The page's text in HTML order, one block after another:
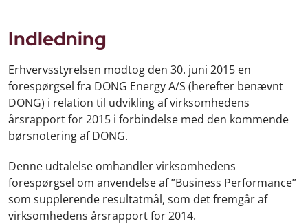
Indledning
Erhvervsstyrelsen modtog den 30. juni 2015 en
forespørgsel fra DONG Energy A/S (herefter benævnt
DONG) i relation til udvikling af virksomhedens
årsrapport for 2015 i forbindelse med den kommende
børsnotering af DONG.
Denne udtalelse omhandler virksomhedens
forespørgsel om anvendelse af ”Business Performance”
som supplerende resultatmål, som det fremgår af
virksomhedens årsrapport for 2014.